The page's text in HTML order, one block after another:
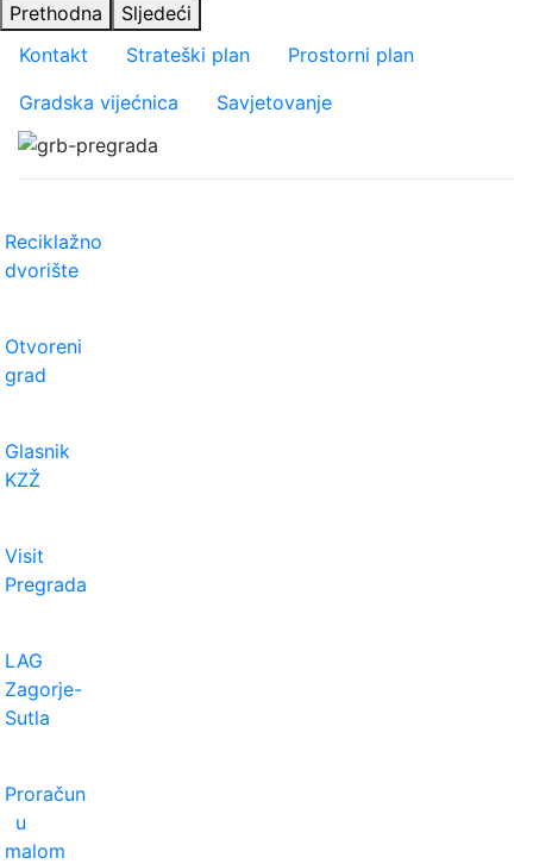
Prethodna Sljedeći
Važniji linkovi
Kontakt Strateški plan
Prostorni plan
Gradska vijećnica
Savjetovanje
Reciklažno
dvorište
Otvoreni
grad
Glasnik
KZŽ
Visit
Pregrada
LAG
Zagorje-
Sutla
Proračun
u
malom